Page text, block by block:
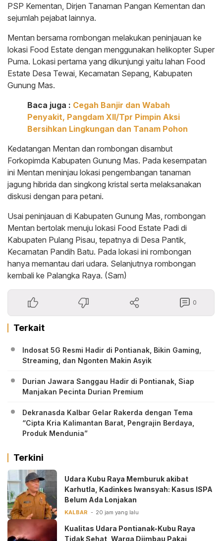
PSP Kementan, Dirjen Tanaman Pangan Kementan dan
sejumlah pejabat lainnya.
Mentan bersama rombongan melakukan peninjauan ke
lokasi Food Estate dengan menggunakan helikopter Super
Puma. Lokasi pertama yang dikunjungi yaitu lahan Food
Estate Desa Tewai, Kecamatan Sepang, Kabupaten
Gunung Mas.
Baca juga : Cegah Banjir dan Wabah
Penyakit, Pangdam XII/Tpr Pimpin Aksi
Bersihkan Lingkungan dan Tanam Pohon
Kedatangan Mentan dan rombongan disambut
Forkopimda Kabupaten Gunung Mas. Pada kesempatan
ini Mentan meninjau lokasi pengembangan tanaman
jagung hibrida dan singkong kristal serta melaksanakan
diskusi dengan para petani.
Usai peninjauan di Kabupaten Gunung Mas, rombongan
Mentan bertolak menuju lokasi Food Estate Padi di
Kabupaten Pulang Pisau, tepatnya di Desa Pantik,
Kecamatan Pandih Batu. Pada lokasi ini rombongan
hanya memantau dari udara. Selanjutnya rombongan
kembali ke Palangka Raya. (Sam)
0
Terkait
Indosat 5G Resmi Hadir di Pontianak, Bikin Gaming,
Streaming, dan Ngonten Makin Asyik
Durian Jawara Sanggau Hadir di Pontianak, Siap
Manjakan Pecinta Durian Premium
Dekranasda Kalbar Gelar Rakerda dengan Tema
“Cipta Kria Kalimantan Barat, Pengrajin Berdaya,
Produk Mendunia”
Terkini
Udara Kubu Raya Memburuk akibat
Karhutla, Kadinkes Iwansyah: Kasus ISPA
Belum Ada Lonjakan
KALBAR 20 jam yang lalu
Kualitas Udara Pontianak-Kubu Raya
Tidak Sehat, Warga Diimbau Pakai